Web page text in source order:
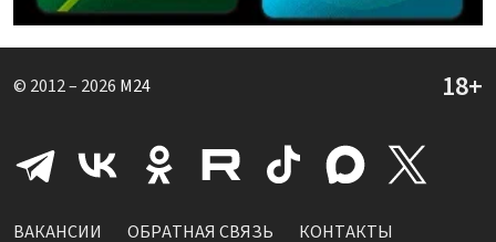
© 2012 – 2026 M24
ВАКАНСИИ ОБРАТНАЯ СВЯЗЬ
КОНТАКТЫ